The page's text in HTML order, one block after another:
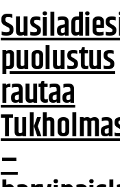
puolustus
rautaa
–